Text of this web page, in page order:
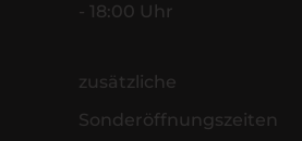
- 18:00 Uhr
zusätzliche
Sonderöffnungszeiten